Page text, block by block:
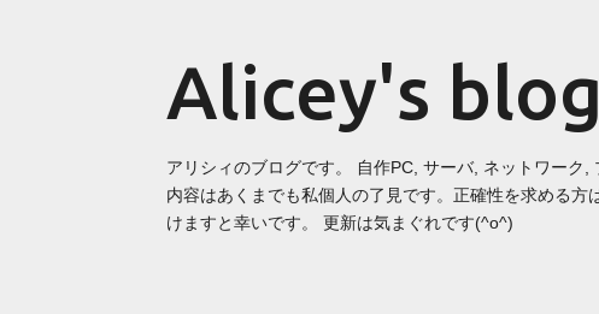
Alicey's blog
アリシィのブログです。 自作PC, サーバ, ネットワーク,
内容はあくまでも私個人の了見です。正確性を求める
けますと幸いです。 更新は気まぐれです(^o^)